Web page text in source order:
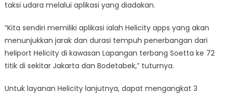
taksi udara melalui aplikasi yang diadakan.
”Kita sendiri memiliki aplikasi ialah Helicity apps yang akan
menunjukkan jarak dan durasi tempuh penerbangan dari
heliport Helicity di kawasan Lapangan terbang Soetta ke 72
titik di sekitar Jakarta dan Bodetabek,” tuturnya.
Untuk layanan Helicity lanjutnya, dapat mengangkat 3